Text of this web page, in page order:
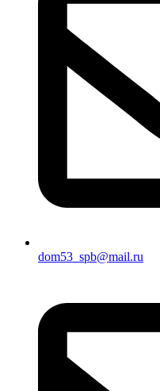
dom53_spb@mail.ru